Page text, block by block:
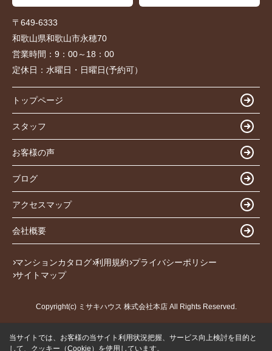
〒649-6333
和歌山県和歌山市永穂70
営業時間： 9：00～18：00
定休日： 水曜日・日曜日(予約可）
トップページ
スタッフ
お客様の声
ブログ
アクセスマップ
会社概要
マンションカタログ 利用規約 プライバシーポリシー
サイトマップ
Copyright(c) ミサキハウス 株式会社本店 All Rights Reserved.
当サイトでは、お客様の当サイト利用状況把握、サービス向上検討を目的と
して、クッキー（Cookie）を使用しています。